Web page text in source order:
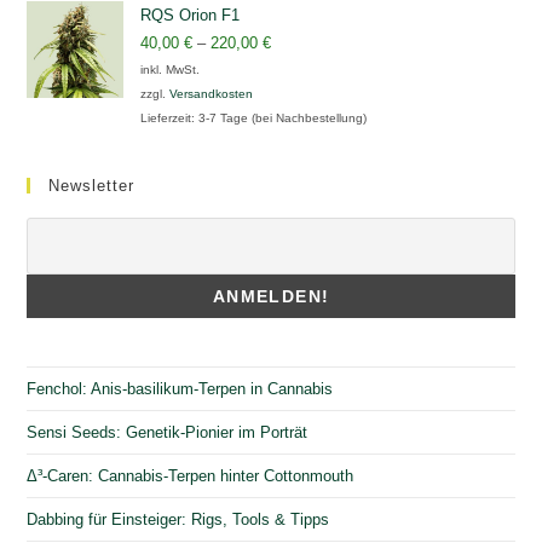
RQS Orion F1
40,00€ –220,00€
inkl. MwSt.
zzgl.Versandkosten
Lieferzeit:3-7 Tage (bei Nachbestellung)
Newsletter
Fenchol: Anis-basilikum-Terpen in Cannabis
Sensi Seeds: Genetik-Pionier im Porträt
Δ³-Caren: Cannabis-Terpen hinter Cottonmouth
Dabbing für Einsteiger: Rigs, Tools & Tipps